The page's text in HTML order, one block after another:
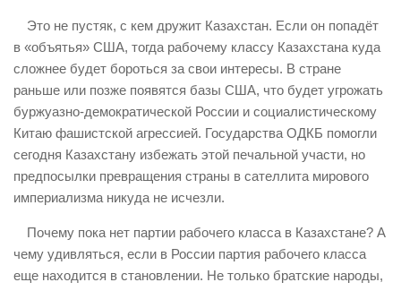
Это не пустяк, с кем дружит Казахстан. Если он попадёт
в «объятья» США, тогда рабочему классу Казахстана куда
сложнее будет бороться за свои интересы. В стране
раньше или позже появятся базы США, что будет угрожать
буржуазно-демократической России и социалистическому
Китаю фашистской агрессией. Государства ОДКБ помогли
сегодня Казахстану избежать этой печальной участи, но
предпосылки превращения страны в сателлита мирового
империализма никуда не исчезли.
Почему пока нет партии рабочего класса в Казахстане? А
чему удивляться, если в России партия рабочего класса
еще находится в становлении. Не только братские народы,